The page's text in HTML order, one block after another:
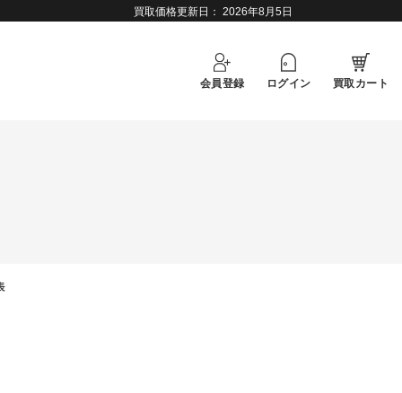
買取価格更新日： 2026年8月5日
会員登録 ログイン 買取カート